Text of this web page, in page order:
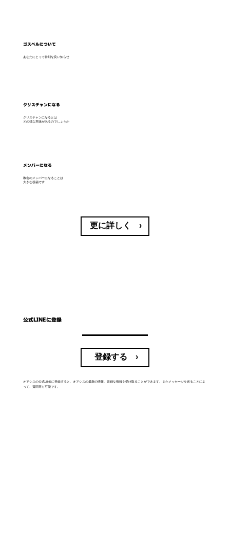
ゴスペルについて
あなたにとって特別な良い知らせ
クリスチャンになる
クリスチャンになるとは
どの様な意味があるのでしょうか
メンバーになる
教会のメンバーになることは
大きな祝福です
更に詳しく ›
公式LINEに登録
登録する ›
オアシスの公式LINEに登録すると、オアシスの最新の情報、詳細な情報を受け取ることができます。またメッセージを送ることによ
って、質問等も可能です。